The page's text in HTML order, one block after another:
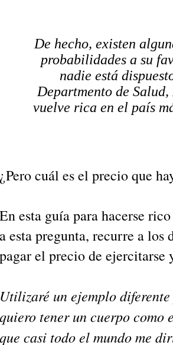
De hecho, existen
probabilidades a su
nadie está
Departmento de
vuelve rica en el país
¿Pero cuál es el precio que
En esta guía para hacerse
a esta pregunta, recurre a los
pagar el precio de ejercitarse
Utilizaré un ejemplo
quiero tener un cuerpo
que casi todo el mundo me